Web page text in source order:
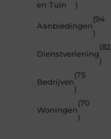
en Tuin
)
Aanbiedingen
(94
)
Dienstverlening
(82
)
Bedrijven
(75
)
Woningen
(70
)